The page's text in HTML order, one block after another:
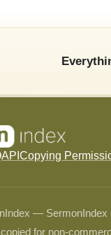
API Copying
— SermonIndex
for non-